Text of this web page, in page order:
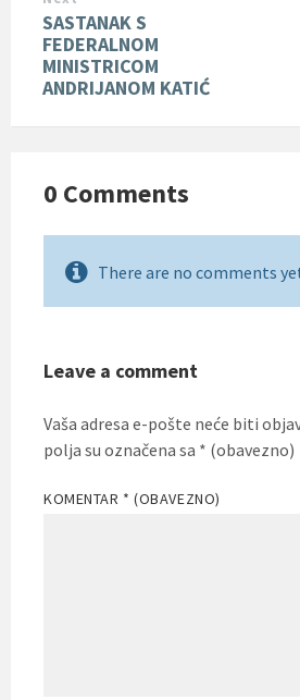
SASTANAK S
FEDERALNOM
MINISTRICOM
ANDRIJANOM KATIĆ
0 Comments
There are no comments
Leave a comment
Vaša adresa e-pošte neće biti
polja su označena sa * (obavezno)
KOMENTAR * (OBAVEZNO)